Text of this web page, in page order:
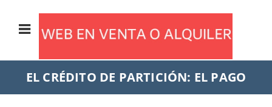
EL CRÉDITO DE PARTICIÓN: EL PAGO